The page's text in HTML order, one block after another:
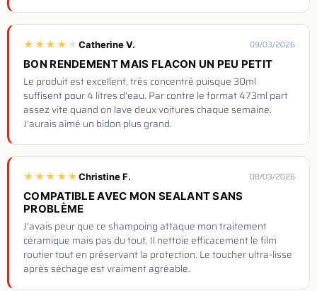
★★★★★ Catherine V. 09/03/2026
BON RENDEMENT MAIS FLACON UN PEU PETIT
Le produit est excellent, très concentré puisque 30ml
suffisent pour 4 litres d'eau. Par contre le format 473ml part
assez vite quand on lave deux voitures chaque semaine.
J'aurais aimé un bidon plus grand.
★★★★★Christine F. 08/03/2026
COMPATIBLE AVEC MON SEALANT SANS
PROBLÈME
J'avais peur que ce shampoing attaque mon traitement
céramique mais pas du tout. Il nettoie efficacement le film
routier tout en préservant la protection. Le toucher ultra-lisse
après séchage est vraiment agréable.